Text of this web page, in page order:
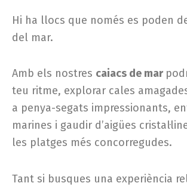
Hi ha llocs que només es poden
del mar.
Amb els nostres caiacs de mar
teu ritme, explorar cales
a penya-segats impressionants,
marines i gaudir d’aigües
les platges més concorregudes.
Tant si busques una experiència